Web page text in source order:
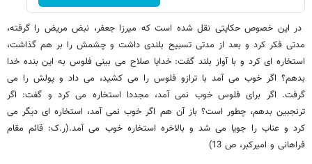
در این خصوص حکایتی نقل شده است که میرزا جعفر، نبض مریض را گرفته،
مدتی فکر کرد و بعد از مدتی تسبیح بلندی داشت و چشمش را بر هم گذاشت،
استخاره ای کرد و با آواز بلند گفت: خدایا صلاح می بینی فلوس به این بنده خدا
بدهم؟ اگر خوب می آمد با ترازو فلوس را می کشید، می داد و پولش را می
گرفت. اگر برای فلوس خوب نمی آمد، مجددا استخاره می کرد و گفت: اگر
ترنجبین بدهم، چطور است؟ باز آن هم اگر خوب نمی آمد، استخاره ای دیگر می
کرد و عناب را جویا می شد و بالاخره استخاره خوب می آمد.(ر.ک: قائم مقام
فراهانی و امیرکبر، ص 13)